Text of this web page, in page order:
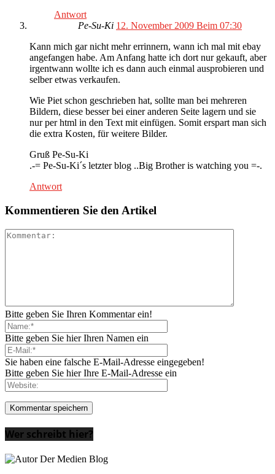
Antwort
Pe-Su-Ki 12. November 2009 Beim 07:30
Kann mich gar nicht mehr errinnern, wann ich mal mit ebay
angefangen habe. Am Anfang hatte ich dort nur gekauft, aber
irgentwann wollte ich es dann auch einmal ausprobieren und
selber etwas verkaufen.
Wie Piet schon geschrieben hat, sollte man bei mehreren
Bildern, diese besser bei einer anderen Seite lagern und sie
nur per html in den Text mit einfügen. Somit erspart man sich
die extra Kosten, für weitere Bilder.
Gruß Pe-Su-Ki
.-= Pe-Su-Ki´s letzter blog ..Big Brother is watching you =-.
Antwort
Kommentieren Sie den Artikel
Bitte geben Sie Ihren Kommentar ein!
Bitte geben Sie hier Ihren Namen ein
Sie haben eine falsche E-Mail-Adresse eingegeben!
Bitte geben Sie hier Ihre E-Mail-Adresse ein
Wer schreibt hier?